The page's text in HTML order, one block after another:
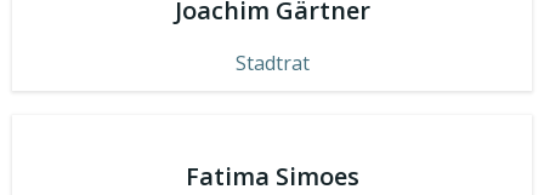
Joachim Gärtner
Stadtrat
Fatima Simoes